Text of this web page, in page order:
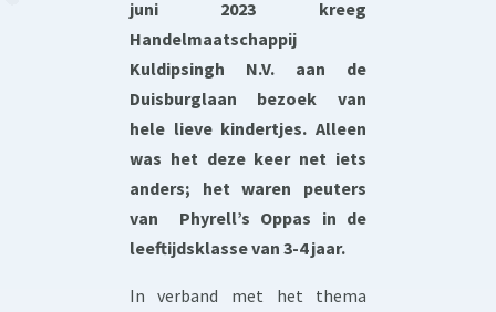
juni 2023 kreeg
Handelmaatschappij
Kuldipsingh N.V. aan de
Duisburglaan bezoek van
hele lieve kindertjes. Alleen
was het deze keer net iets
anders; het waren peuters
van Phyrell’s Oppas in de
leeftijdsklasse van 3-4 jaar.
In verband met het thema